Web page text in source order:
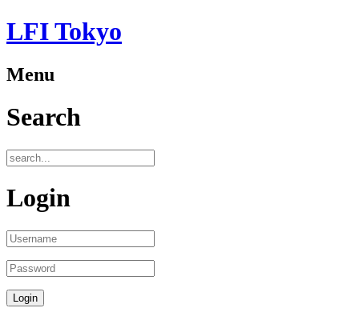
LFI Tokyo
Menu
Search
Login